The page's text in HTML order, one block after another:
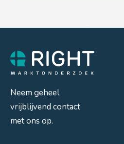
Neem geheel
vrijblijvend contact
met ons op.